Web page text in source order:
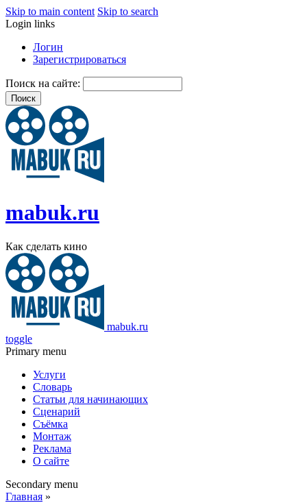
Skip to main content Skip to search
Login links
Логин
Зарегистрироваться
Поиск на сайте:
mabuk.ru
Как сделать кино
mabuk.ru
toggle
Primary menu
Услуги
Словарь
Статьи для начинающих
Сценарий
Съёмка
Монтаж
Реклама
О сайте
Secondary menu
Главная »